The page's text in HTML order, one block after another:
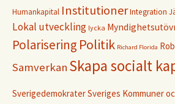
Humankapital InstitutionerIntegration
Lokal utveckling lycka
Polarisering Politik Richard Florida
Samverkan Skapa socialt
SverigedemokraterSveriges Kommuner